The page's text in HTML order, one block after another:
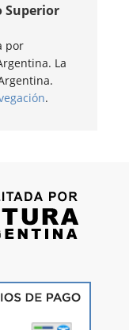
por
La
.